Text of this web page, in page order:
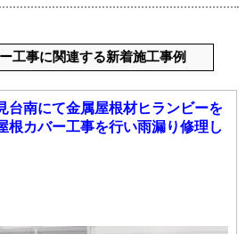
工事に関連する新着施工事例
台南にて金属屋根材ヒランビーを
根カバー工事を行い雨漏り修理し